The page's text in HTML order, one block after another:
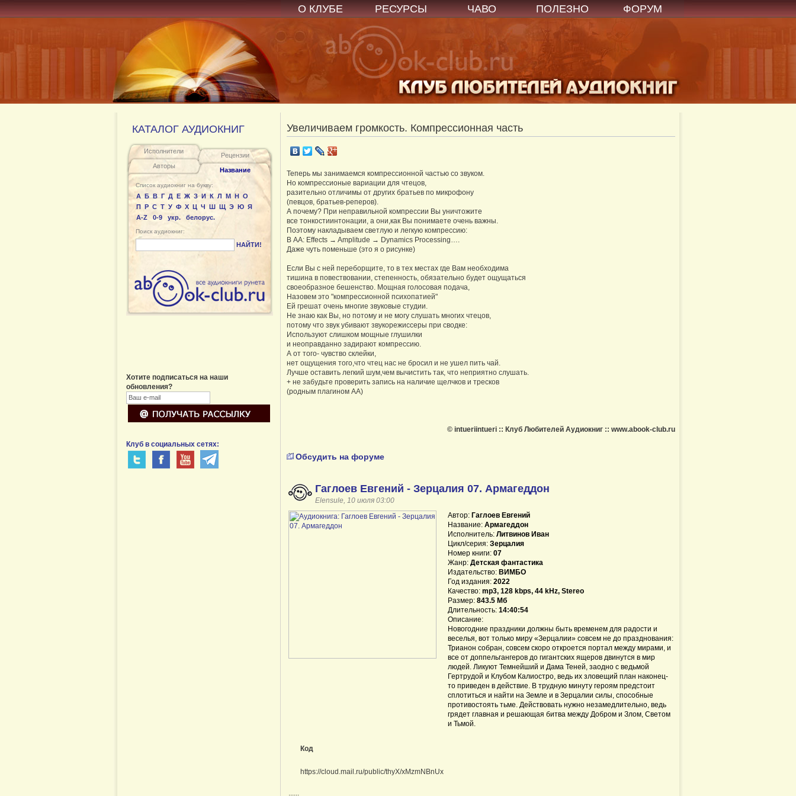
О КЛУБЕ РЕСУРСЫ ЧАВО ПОЛЕЗНО ФОРУМ
КАТАЛОГ АУДИОКНИГ
Исполнители
Авторы
Рецензии
Название
Список аудиокниг на букву:
А Б В Г Д Е Ж З И К Л М Н О
П Р С Т У Ф Х Ц Ч Ш Щ Э Ю Я
A-Z
0-9 укр. белорус.
Поиск аудиокниг:
НАЙТИ!
Хотите подписаться на наши
обновления?
Клуб в социальных сетях:
Увеличиваем громкость. Компрессионная часть
Теперь мы занимаемся компрессионной частью со звуком.
Но компрессионые вариации для чтецов,
разительно отличимы от других братьев по микрофону
(певцов, братьев-реперов).
А почему? При неправильной компрессии Вы уничтожите
все тонкостиинтонации, а они,как Вы понимаете очень важны.
Поэтому накладываем светлую и легкую компрессию:
В АА: Effects → Amplitude → Dynamics Processing….
Даже чуть поменьше (это я о рисунке)
Если Вы с ней переборщите, то в тех местах где Вам необходима
тишина в повествовании, степенность, обязательно будет ощущаться
своеобразное бешенство. Мощная голосовая подача,
Назовем это "компрессионной психопатией"
Ей грешат очень многие звуковые студии.
Не знаю как Вы, но потому и не могу слушать многих чтецов,
потому что звук убивают звукорежиссеры при сводке:
Используют слишком мощные глушилки
и неоправданно задирают компрессию.
А от того- чувство склейки,
нет ощущения того,что чтец нас не бросил и не ушел пить чай.
Лучше оставить легкий шум,чем вычистить так, что неприятно слушать.
+ не забудьте проверить запись на наличие щелчков и тресков
(родным плагином AA)
© intueriintueri :: Клуб Любителей Аудиокниг :: www.abook-club.ru
Обсудить на форуме
Гаглоев Евгений - Зерцалия 07. Армагеддон
Elensule, 10 июля 03:00
Автор:Гаглоев Евгений
Название:Армагеддон
Исполнитель:Литвинов Иван
Цикл/серия:Зерцалия
Номер книги:07
Жанр:Детская фантастика
Издательство:ВИМБО
Год издания:2022
Качество:mp3, 128 kbps, 44 kHz, Stereo
Размер:843.5 Мб
Длительность:14:40:54
Описание:
Новогодние праздники должны быть временем для радости и
веселья, вот только миру «Зерцалии» совсем не до празднования:
Трианон собран, совсем скоро откроется портал между мирами, и
все от доппельгангеров до гигантских ящеров двинутся в мир
людей. Ликуют Темнейший и Дама Теней, заодно с ведьмой
Гертрудой и Клубом Калиостро, ведь их зловещий план наконец-
то приведен в действие. В трудную минуту героям предстоит
сплотиться и найти на Земле и в Зерцалии силы, способные
противостоять тьме. Действовать нужно незамедлительно, ведь
грядет главная и решающая битва между Добром и Злом, Светом
и Тьмой.
Код
https://cloud.mail.ru/public/thyX/xMzmNBnUx
......